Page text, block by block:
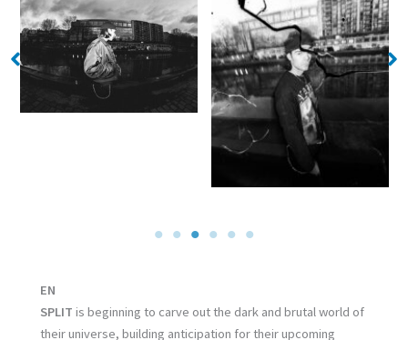
No Caption No Caption
EN
SPLIT is beginning to carve out the dark and brutal world of
their universe, building anticipation for their upcoming